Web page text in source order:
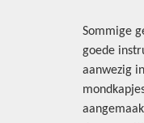
Sommige
goede
aanwezig